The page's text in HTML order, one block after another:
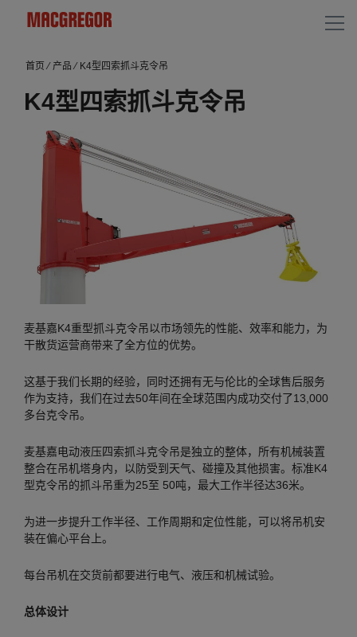
首页 ⁄ 产品 ⁄ K4型四索抓斗克令吊
K4型四索抓斗克令吊
麦基嘉K4重型抓斗克令吊以市场领先的性能、效率和能力，为
干散货运营商带来了全方位的优势。
这基于我们长期的经验，同时还拥有无与伦比的全球售后服务
作为支持，我们在过去50年间在全球范围内成功交付了13,000
多台克令吊。
麦基嘉电动液压四索抓斗克令吊是独立的整体，所有机械装置
整合在吊机塔身内，以防受到天气、碰撞及其他损害。标准K4
型克令吊的抓斗吊重为25至 50吨，最大工作半径达36米。
为进一步提升工作半径、工作周期和定位性能，可以将吊机安
装在偏心平台上。
每台吊机在交货前都要进行电气、液压和机械试验。
总体设计